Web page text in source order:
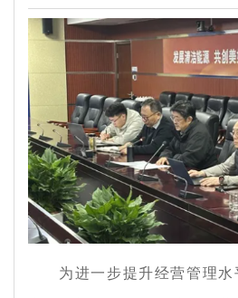
为进一步提升经营管理水